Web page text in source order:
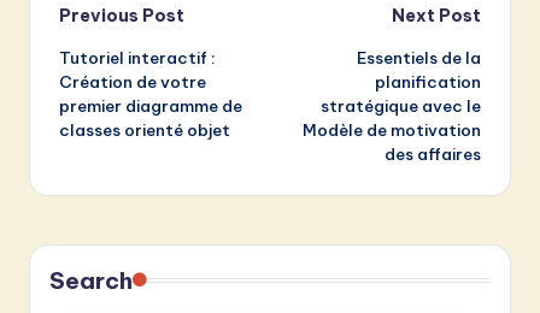
Post
navigation
Previous Post
Tutoriel interactif :
Création de votre
premier diagramme de
classes orienté objet
Next Post
Essentiels de la
planification
stratégique avec le
Modèle de motivation
des affaires
Search